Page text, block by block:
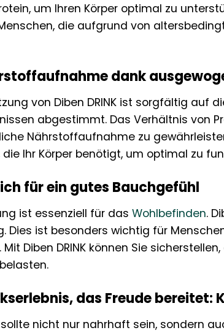
um Ihren Körper optimal zu
die aufgrund von
dank
von Diben DRINK ist sorgfältig auf
abgestimmt. Das Verhältnis von
Nährstoffaufnahme zu
Ihr Körper benötigt, um optimal zu
für ein gutes Bauchgefühl
ist essenziell für das Wohlbefinden.
Dies ist besonders wichtig für
Diben DRINK können Sie
das Freude
sollte nicht nur nahrhaft sein, sondern